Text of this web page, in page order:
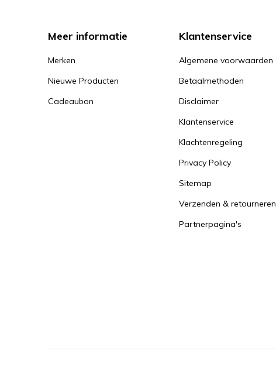
Meer informatie
Merken
Nieuwe Producten
Cadeaubon
Klantenservice
Algemene voorwaarden
Betaalmethoden
Disclaimer
Klantenservice
Klachtenregeling
Privacy Policy
Sitemap
Verzenden & retourneren
Partnerpagina's